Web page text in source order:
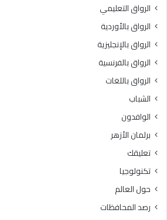
الرواق التعليمي
الرواق بالأوردية
الرواق بالإنجليزية
الرواق بالفرنسية
الرواق باللغات
الشباب
الوافدون
برلمان الأزهر
تعليقك
تكنولوجيا
حول العالم
رصد المحافظات